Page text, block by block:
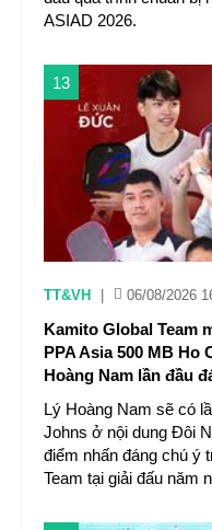
ASIAD 2026.
13
TT&VH 06/08/2026
Kamito Global Team
PPA Asia 500 MB Ho
Hoàng Nam lần đầu
Lý Hoàng Nam sẽ có
Johns ở nội dung Đôi
điểm nhấn đáng chú ý
Team tại giải đấu năm